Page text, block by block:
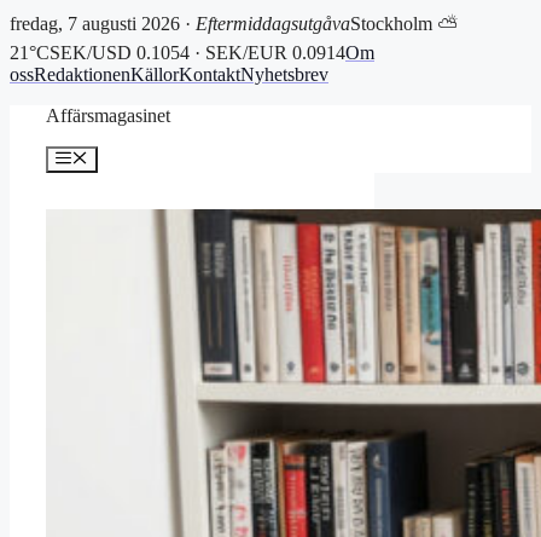
fredag, 7 augusti 2026 · EftermiddagsutgåvaStockholm ⛅
21°CSEK/USD 0.1054 · SEK/EUR 0.0914Om
ossRedaktionenKällorKontaktNyhetsbrev
Affärsmagasinet
Meny